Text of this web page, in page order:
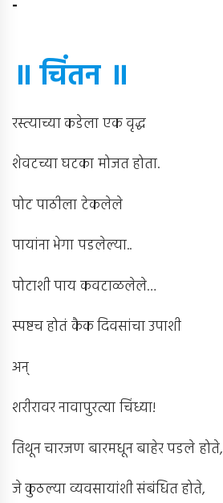
-
॥ चिंतन ॥
रस्त्याच्या कडेला एक वृद्ध
शेवटच्या घटका मोजत होता.
पोट पाठीला टेकलेले
पायांना भेगा पडलेल्या..
पोटाशी पाय कवटाळलेले…
स्पष्टच होतं कैक दिवसांचा उपाशी
अन्
शरीरावर नावापुरत्या चिंध्या!
तिथून चारजण बारमधून बाहेर पडले होते,
जे कुठल्या व्यवसायांशी संबंधित होते,